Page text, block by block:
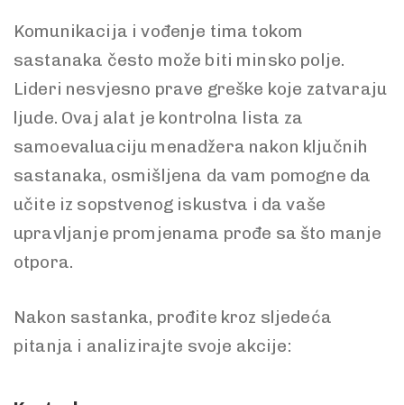
Komunikacija i vođenje tima tokom
sastanaka često može biti minsko polje.
Lideri nesvjesno prave greške koje zatvaraju
ljude. Ovaj alat je kontrolna lista za
samoevaluaciju menadžera nakon ključnih
sastanaka, osmišljena da vam pomogne da
učite iz sopstvenog iskustva i da vaše
upravljanje promjenama prođe sa što manje
otpora.
Nakon sastanka, prođite kroz sljedeća
pitanja i analizirajte svoje akcije: